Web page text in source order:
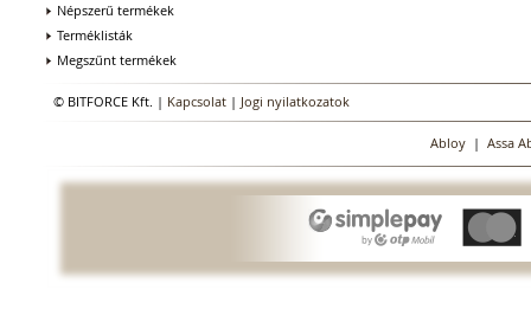
Népszerű termékek
Terméklisták
Megszűnt termékek
© BITFORCE Kft. | Kapcsolat | Jogi nyilatkozatok
Abloy| Assa